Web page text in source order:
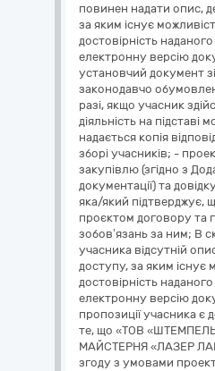
повинен надати опис,
за яким існує
достовірність
електронну версію
установчий документ
законодавчо
разі, якщо учасник
діяльність на підставі
надається копія
зборі учасників; -
закупівлю (згідно з
документації) та
яка/який підтверджує,
проєктом договору та
зобов’язань за ним; В
учасника відсутній
доступу, за яким існує
достовірність
електронну версію
пропозиції учасника є
те, що «ТОВ
МАЙСТЕРНЯ «ЛАЗЕР
згоду з умовами